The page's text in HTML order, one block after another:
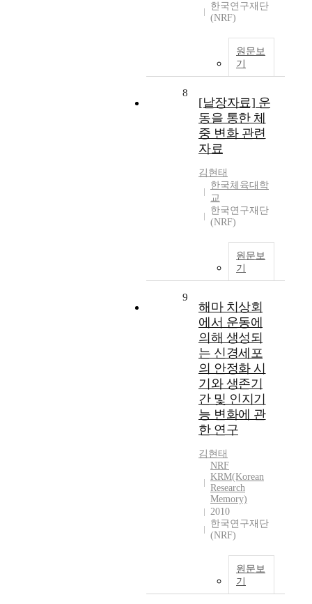
한국연구재단
(NRF)
원문보
기
8
[낱장자료] 운
동을 통한 체
중 변화 관련
자료
김현태
한국체육대학
교
한국연구재단
(NRF)
원문보
기
9
해마 치상회
에서 운동에
의해 생성되
는 신경세포
의 안정화 시
기와 생존기
간 및 인지기
능 변화에 관
한 연구
김현태
NRF
KRM(Korean
Research
Memory)
2010
한국연구재단
(NRF)
원문보
기